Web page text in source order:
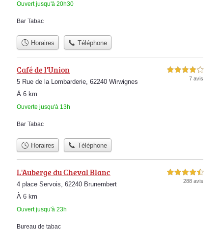
Ouvert jusqu'à 20h30
Bar Tabac
Horaires Téléphone
Café de l'Union
5 Rue de la Lombarderie, 62240 Wirwignes
À 6 km
Ouverte jusqu'à 13h
4,0 étoiles sur 5
7 avis
Bar Tabac
Horaires Téléphone
L'Auberge du Cheval Blanc
4 place Servois, 62240 Brunembert
À 6 km
Ouvert jusqu'à 23h
4,5 étoiles sur 5
288 avis
Bureau de tabac